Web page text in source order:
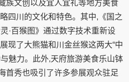
族文创以及宜人宜礼等地方美食
四川的文化和特色。其中,《国之
·百猴图》通过数字技术重新设
现了大熊猫和川金丝猴这两大“中
魅力。此外,天府旅游美食乐山钵
首秀也吸引了许多参展观众驻足